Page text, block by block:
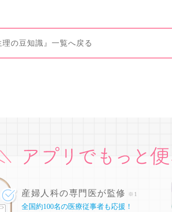
理の豆知識』一覧へ戻る
産婦人科の専門医が監修 ※1
全国約100名の医療従事者も応援！